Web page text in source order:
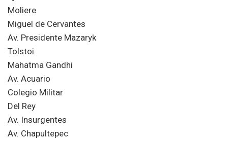
Moliere
Miguel de Cervantes
Av. Presidente Mazaryk
Tolstoi
Mahatma Gandhi
Av. Acuario
Colegio Militar
Del Rey
Av. Insurgentes
Av. Chapultepec